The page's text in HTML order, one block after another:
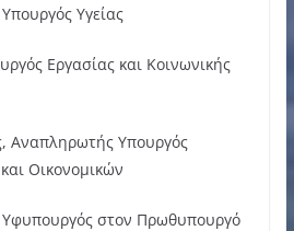
Υγείας
Εργασίας και Κοινωνικής
Αναπληρωτής Υπουργός
Οικονομικών
στον Πρωθυπουργό